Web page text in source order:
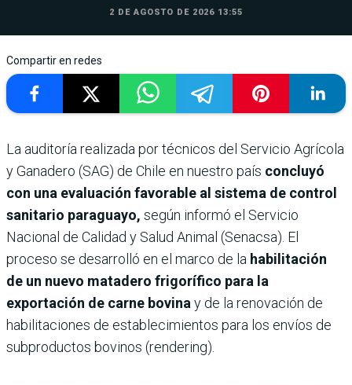
2 DE AGOSTO DE 2026 13:55
Compartir en redes
La auditoría realizada por técnicos del Servicio Agrícola
y Ganadero (SAG) de Chile en nuestro país concluyó
con una evaluación favorable al sistema de control
sanitario paraguayo, según informó el Servicio
Nacional de Calidad y Salud Animal (Senacsa). El
proceso se desarrolló en el marco de la habilitación
de un nuevo matadero frigorífico para la
exportación de carne bovina y de la renovación de
habilitaciones de establecimientos para los envíos de
subproductos bovinos (rendering).